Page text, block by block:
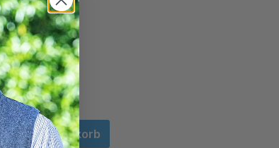
In den Warenkorb